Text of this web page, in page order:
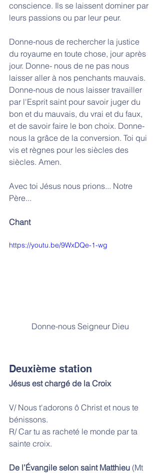
conscience. Ils se laissent dominer par
leurs passions ou par leur peur.
Donne-nous de rechercher la justice
du royaume en toute chose, jour après
jour. Donne- nous de ne pas nous
laisser aller à nos penchants mauvais.
Donne-nous de nous laisser travailler
par l'Esprit saint pour savoir juger du
bon et du mauvais, du vrai et du faux,
et de savoir faire le bon choix. Donne-
nous la grâce de la conversion. Toi qui
vis et règnes pour les siècles des
siècles. Amen.
Avec toi Jésus nous prions... Notre
Père...
Chant
https://youtu.be/9WxDQe-1-wg
Donne-nous Seigneur Dieu
Deuxième station
Jésus est chargé de la Croix
V/ Nous t'adorons ô Christ et nous te
bénissons.
R/ Car tu as racheté le monde par ta
sainte croix.
De l’Évangile selon saint Matthieu (Mt